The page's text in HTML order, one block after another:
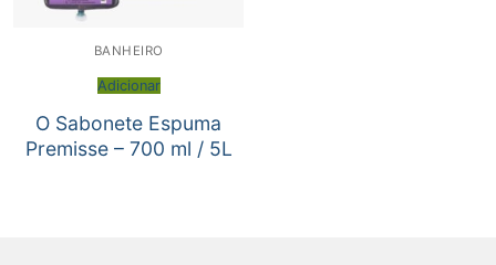
BANHEIRO
Adicionar
O Sabonete Espuma
Premisse – 700 ml / 5L